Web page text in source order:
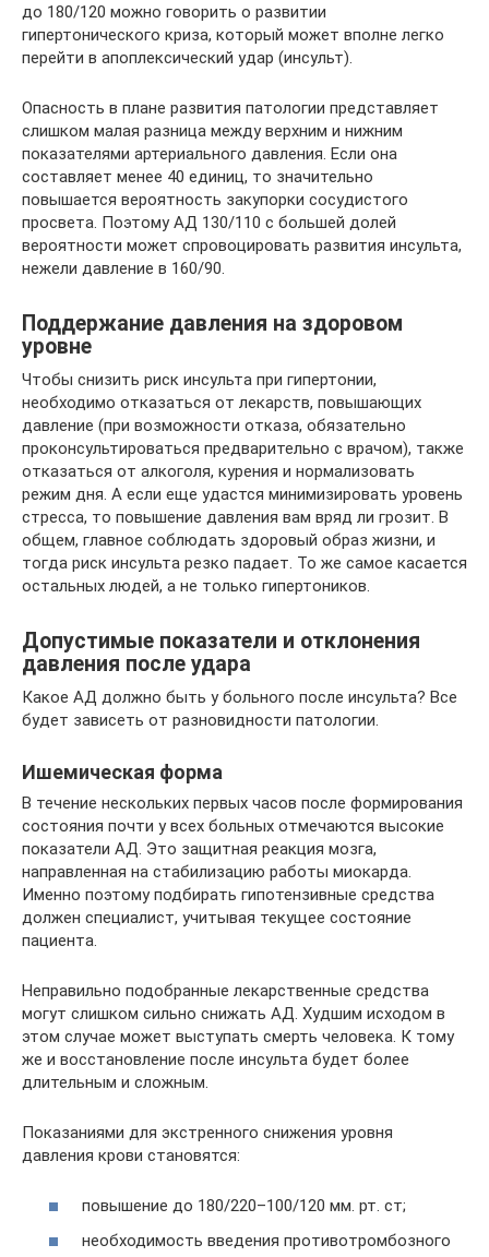
до 180/120 можно говорить о развитии
гипертонического криза, который может вполне легко
перейти в апоплексический удар (инсульт).
Опасность в плане развития патологии представляет
слишком малая разница между верхним и нижним
показателями артериального давления. Если она
составляет менее 40 единиц, то значительно
повышается вероятность закупорки сосудистого
просвета. Поэтому АД 130/110 с большей долей
вероятности может спровоцировать развития инсульта,
нежели давление в 160/90.
Поддержание давления на здоровом
уровне
Чтобы снизить риск инсульта при гипертонии,
необходимо отказаться от лекарств, повышающих
давление (при возможности отказа, обязательно
проконсультироваться предварительно с врачом), также
отказаться от алкоголя, курения и нормализовать
режим дня. А если еще удастся минимизировать уровень
стресса, то повышение давления вам вряд ли грозит. В
общем, главное соблюдать здоровый образ жизни, и
тогда риск инсульта резко падает. То же самое касается
остальных людей, а не только гипертоников.
Допустимые показатели и отклонения
давления после удара
Какое АД должно быть у больного после инсульта? Все
будет зависеть от разновидности патологии.
Ишемическая форма
В течение нескольких первых часов после формирования
состояния почти у всех больных отмечаются высокие
показатели АД. Это защитная реакция мозга,
направленная на стабилизацию работы миокарда.
Именно поэтому подбирать гипотензивные средства
должен специалист, учитывая текущее состояние
пациента.
Неправильно подобранные лекарственные средства
могут слишком сильно снижать АД. Худшим исходом в
этом случае может выступать смерть человека. К тому
же и восстановление после инсульта будет более
длительным и сложным.
Показаниями для экстренного снижения уровня
давления крови становятся:
повышение до 180/220–100/120 мм. рт. ст;
необходимость введения противотромбозного